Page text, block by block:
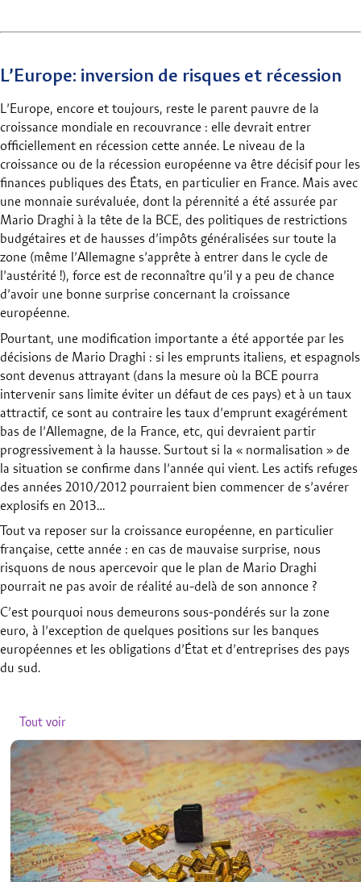
L’Europe: inversion de risques et récession
L’Europe, encore et toujours, reste le parent pauvre de la
croissance mondiale en recouvrance : elle devrait entrer
officiellement en récession cette année. Le niveau de la
croissance ou de la récession européenne va être décisif pour les
finances publiques des États, en particulier en France. Mais avec
une monnaie surévaluée, dont la pérennité a été assurée par
Mario Draghi à la tête de la BCE, des politiques de restrictions
budgétaires et de hausses d’impôts généralisées sur toute la
zone (même l’Allemagne s’apprête à entrer dans le cycle de
l’austérité !), force est de reconnaître qu’il y a peu de chance
d’avoir une bonne surprise concernant la croissance
européenne.
Pourtant, une modification importante a été apportée par les
décisions de Mario Draghi : si les emprunts italiens, et espagnols
sont devenus attrayant (dans la mesure où la BCE pourra
intervenir sans limite éviter un défaut de ces pays) et à un taux
attractif, ce sont au contraire les taux d’emprunt exagérément
bas de l’Allemagne, de la France, etc, qui devraient partir
progressivement à la hausse. Surtout si la « normalisation » de
la situation se confirme dans l’année qui vient. Les actifs refuges
des années 2010/2012 pourraient bien commencer de s’avérer
explosifs en 2013…
Tout va reposer sur la croissance européenne, en particulier
française, cette année : en cas de mauvaise surprise, nous
risquons de nous apercevoir que le plan de Mario Draghi
pourrait ne pas avoir de réalité au-delà de son annonce ?
C’est pourquoi nous demeurons sous-pondérés sur la zone
euro, à l’exception de quelques positions sur les banques
européennes et les obligations d’État et d’entreprises des pays
du sud.
Tout voir